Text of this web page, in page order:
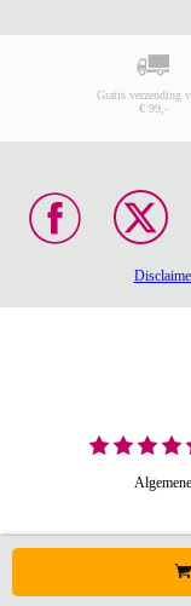
Gratis verzending
€ 99,-